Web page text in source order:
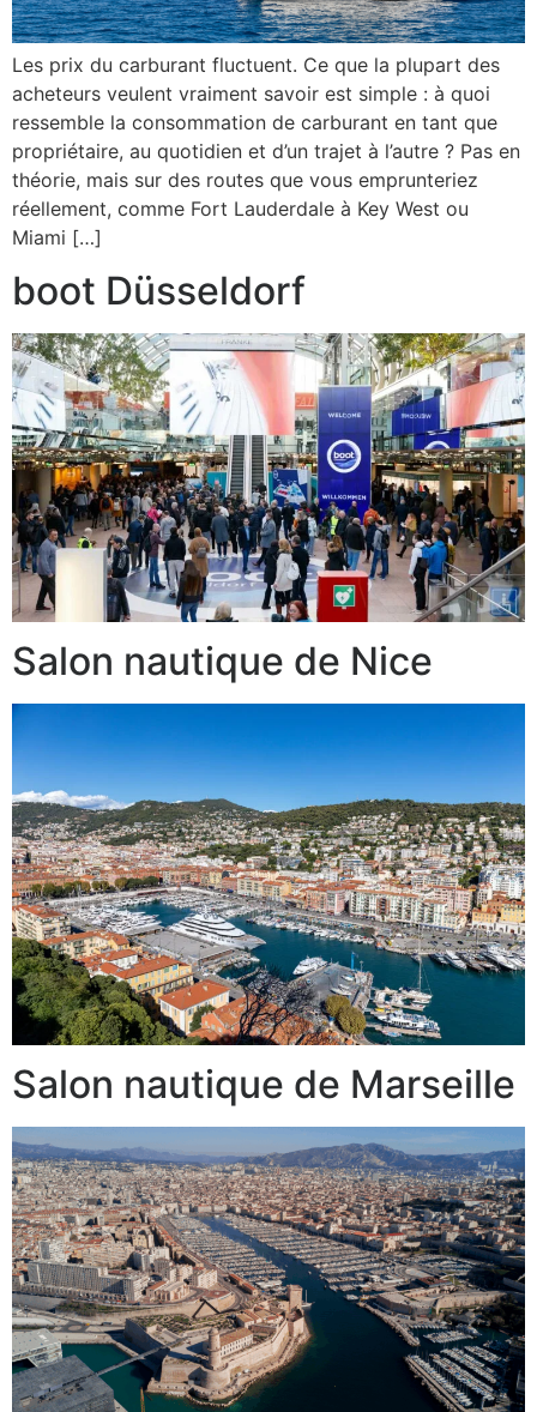
Les prix du carburant fluctuent. Ce que la plupart des
acheteurs veulent vraiment savoir est simple : à quoi
ressemble la consommation de carburant en tant que
propriétaire, au quotidien et d’un trajet à l’autre ? Pas en
théorie, mais sur des routes que vous emprunteriez
réellement, comme Fort Lauderdale à Key West ou
Miami […]
boot Düsseldorf
Salon nautique de Nice
Salon nautique de Marseille